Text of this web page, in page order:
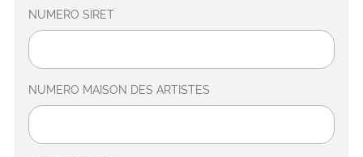
NUMERO SIRET
NUMERO MAISON DES ARTISTES